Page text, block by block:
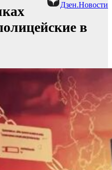
Дзен.Новости
в